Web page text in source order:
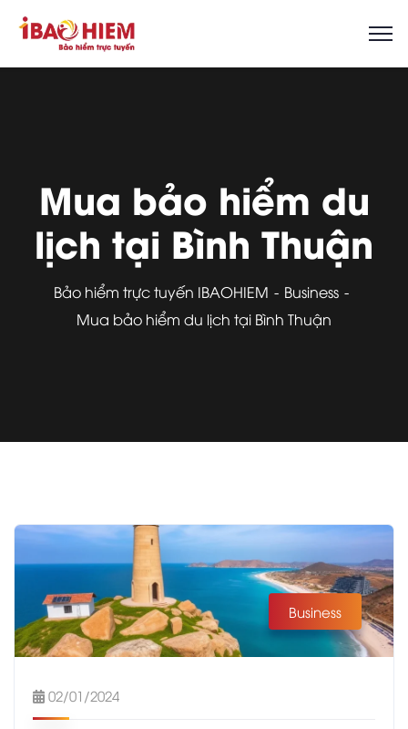
Mua bảo hiểm du
lịch tại Bình Thuận
Bảo hiểm trực tuyến IBAOHIEM
Business
Mua bảo hiểm du lịch tại Bình Thuận
Business
02/01/2024